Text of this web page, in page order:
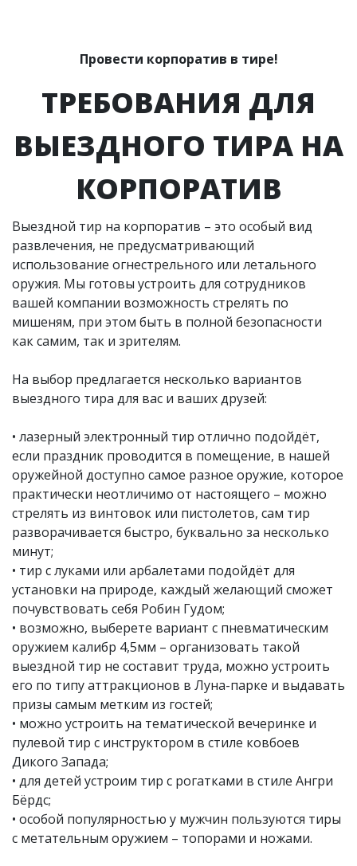
Провести корпоратив в тире!
ТРЕБОВАНИЯ ДЛЯ
ВЫЕЗДНОГО ТИРА НА
КОРПОРАТИВ
Выездной тир на корпоратив – это особый вид
развлечения, не предусматривающий
использование огнестрельного или летального
оружия. Мы готовы устроить для сотрудников
вашей компании возможность стрелять по
мишеням, при этом быть в полной безопасности
как самим, так и зрителям.
На выбор предлагается несколько вариантов
выездного тира для вас и ваших друзей:
• лазерный электронный тир отлично подойдёт,
если праздник проводится в помещение, в нашей
оружейной доступно самое разное оружие, которое
практически неотличимо от настоящего – можно
стрелять из винтовок или пистолетов, сам тир
разворачивается быстро, буквально за несколько
минут;
• тир с луками или арбалетами подойдёт для
установки на природе, каждый желающий сможет
почувствовать себя Робин Гудом;
• возможно, выберете вариант с пневматическим
оружием калибр 4,5мм – организовать такой
выездной тир не составит труда, можно устроить
его по типу аттракционов в Луна-парке и выдавать
призы самым метким из гостей;
• можно устроить на тематической вечеринке и
пулевой тир с инструктором в стиле ковбоев
Дикого Запада;
• для детей устроим тир с рогатками в стиле Ангри
Бёрдс;
• особой популярностью у мужчин пользуются тиры
с метательным оружием – топорами и ножами.